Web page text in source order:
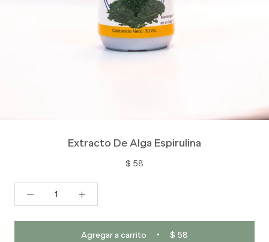
Extracto De Alga Espirulina
$ 58
Agregar a carrito $ 58